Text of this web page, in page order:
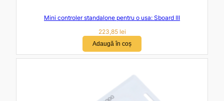
Mini controler standalone pentru o usa: Sboard III
223,85 lei
Adaugă în coș